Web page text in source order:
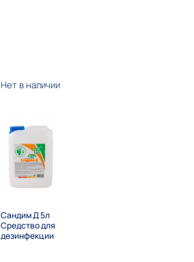
Нет в наличии
Сандим Д 5л
Средство для
дезинфекции